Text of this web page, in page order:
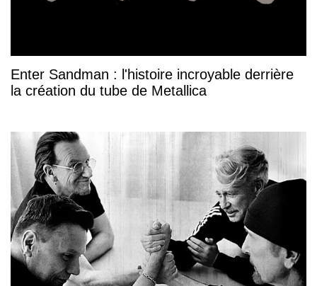
Enter Sandman : l'histoire incroyable derrière
la création du tube de Metallica